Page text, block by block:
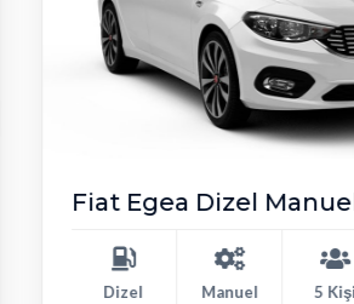
Fiat Egea Dizel Manuel
Dizel Manuel 5 Kişi